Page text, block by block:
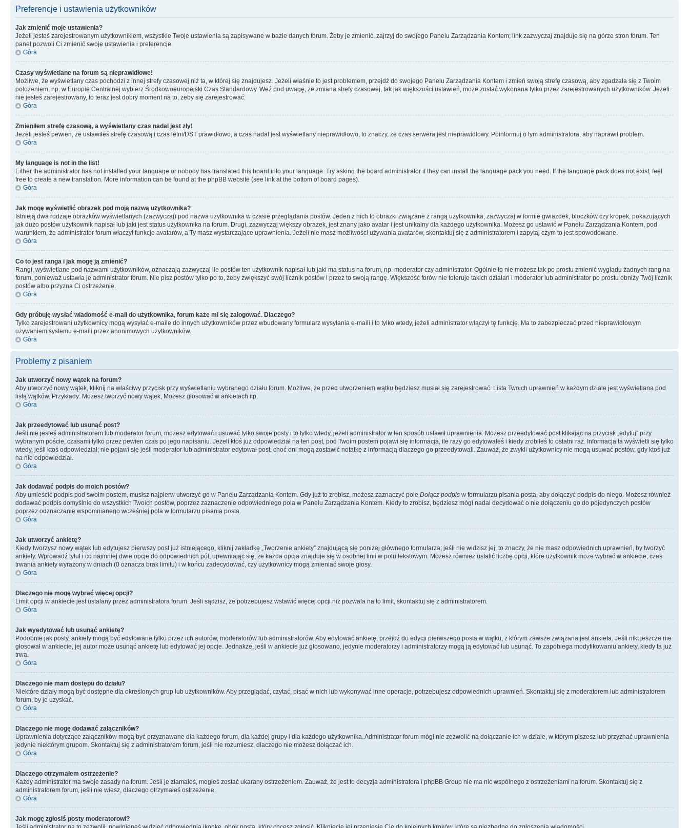
Preferencje i ustawienia użytkowników
Jak zmienić moje ustawienia?
Jeżeli jesteś zarejestrowanym użytkownikiem, wszystkie Twoje ustawienia są zapisywane w bazie danych forum. Żeby je zmienić, zajrzyj do swojego Panelu Zarządzania Kontem; link zazwyczaj znajduje się na górze stron forum. Ten
panel pozwoli Ci zmienić swoje ustawienia i preferencje.
Góra
Czasy wyświetlane na forum są nieprawidłowe!
Możliwe, że wyświetlany czas pochodzi z innej strefy czasowej niż ta, w której się znajdujesz. Jeżeli właśnie to jest problemem, przejdź do swojego Panelu Zarządzania Kontem i zmień swoją strefę czasową, aby zgadzała się z Twoim
położeniem, np. w Europie Centralnej wybierz Środkowoeuropejski Czas Standardowy. Weź pod uwagę, że zmiana strefy czasowej, tak jak większości ustawień, może zostać wykonana tylko przez zarejestrowanych użytkowników. Jeżeli
nie jesteś zarejestrowany, to teraz jest dobry moment na to, żeby się zarejestrować.
Góra
Zmieniłem strefę czasową, a wyświetlany czas nadal jest zły!
Jeżeli jesteś pewien, że ustawiłeś strefę czasową i czas letni/DST prawidłowo, a czas nadal jest wyświetlany nieprawidłowo, to znaczy, że czas serwera jest nieprawidłowy. Poinformuj o tym administratora, aby naprawił problem.
Góra
My language is not in the list!
Either the administrator has not installed your language or nobody has translated this board into your language. Try asking the board administrator if they can install the language pack you need. If the language pack does not exist, feel
free to create a new translation. More information can be found at the phpBB website (see link at the bottom of board pages).
Góra
Jak mogę wyświetlić obrazek pod moją nazwą użytkownika?
Istnieją dwa rodzaje obrazków wyświetlanych (zazwyczaj) pod nazwa użytkownika w czasie przeglądania postów. Jeden z nich to obrazki związane z rangą użytkownika, zazwyczaj w formie gwiazdek, bloczków czy kropek, pokazujących
jak dużo postów użytkownik napisał lub jaki jest status użytkownika na forum. Drugi, zazwyczaj większy obrazek, jest znany jako avatar i jest unikalny dla każdego użytkownika. Możesz go ustawić w Panelu Zarządzania Kontem, pod
warunkiem, że administrator forum właczył funkcje avatarów, a Ty masz wystarczające uprawnienia. Jeżeli nie masz możliwości używania avatarów, skontaktuj się z administratorem i zapytaj czym to jest spowodowane.
Góra
Co to jest ranga i jak mogę ją zmienić?
Rangi, wyświetlane pod nazwami użytkowników, oznaczają zazwyczaj ile postów ten użytkownik napisał lub jaki ma status na forum, np. moderator czy administrator. Ogólnie to nie możesz tak po prostu zmienić wyglądu żadnych rang na
forum, ponieważ ustawia je administrator forum. Nie pisz postów tylko po to, żeby zwiększyć swój licznik postów i przez to swoją rangę. Większość forów nie toleruje takich działań i moderator lub administrator po prostu obniży Twój licznik
postów albo przyzna Ci ostrzeżenie.
Góra
Gdy próbuję wysłać wiadomość e-mail do użytkownika, forum każe mi się zalogować. Dlaczego?
Tylko zarejestrowani użytkownicy mogą wysyłać e-maile do innych użytkowników przez wbudowany formularz wysyłania e-maili i to tylko wtedy, jeżeli administrator włączył tę funkcję. Ma to zabezpieczać przed nieprawidłowym
używaniem systemu e-maili przez anonimowych użytkowników.
Góra
Problemy z pisaniem
Jak utworzyć nowy wątek na forum?
Aby utworzyć nowy wątek, kliknij na właściwy przycisk przy wyświetlaniu wybranego działu forum. Możliwe, że przed utworzeniem wątku będziesz musiał się zarejestrować. Lista Twoich uprawnień w każdym dziale jest wyświetlana pod
listą wątków. Przykłady: Możesz tworzyć nowy wątek, Możesz głosować w ankietach itp.
Góra
Jak przeedytować lub usunąć post?
Jeśli nie jesteś administratorem lub moderator forum, możesz edytować i usuwać tylko swoje posty i to tylko wtedy, jeżeli administrator w ten sposób ustawił uprawnienia. Możesz przeedytować post klikając na przycisk „edytuj” przy
wybranym poście, czasami tylko przez pewien czas po jego napisaniu. Jeżeli ktoś już odpowiedział na ten post, pod Twoim postem pojawi się informacja, ile razy go edytowałeś i kiedy zrobiłeś to ostatni raz. Informacja ta wyświetli się tylko
wtedy, jeśli ktoś odpowiedział; nie pojawi się jeśli moderator lub administrator edytował post, choć oni mogą zostawić notatkę z informacją dlaczego go przeedytowali. Zauważ, że zwykli użytkownicy nie mogą usuwać postów, gdy ktoś już
na nie odpowiedział.
Góra
Jak dodawać podpis do moich postów?
Aby umieścić podpis pod swoim postem, musisz najpierw utworzyć go w Panelu Zarządzania Kontem. Gdy już to zrobisz, możesz zaznaczyć pole Dołącz podpis w formularzu pisania posta, aby dołączyć podpis do niego. Możesz również
dodawać podpis domyślnie do wszystkich Twoich postów, poprzez zaznaczenie odpowiedniego pola w Panelu Zarządzania Kontem. Kiedy to zrobisz, będziesz mógł nadal decydować o nie dołączeniu go do pojedynczych postów
poprzez odznaczanie wspomnianego wcześniej pola w formularzu pisania posta.
Góra
Jak utworzyć ankietę?
Kiedy tworzysz nowy wątek lub edytujesz pierwszy post już istniejącego, kliknij zakładkę „Tworzenie ankiety” znajdującą się poniżej głównego formularza; jeśli nie widzisz jej, to znaczy, że nie masz odpowiednich uprawnień, by tworzyć
ankiety. Wprowadź tytuł i co najmniej dwie opcje do odpowiednich pól, upewniając się, że każda opcja znajduje się w osobnej linii w polu tekstowym. Możesz również ustalić liczbę opcji, które użytkownik może wybrać w ankiecie, czas
trwania ankiety wyrażony w dniach (0 oznacza brak limitu) i w końcu zadecydować, czy użytkownicy mogą zmieniać swoje głosy.
Góra
Dlaczego nie mogę wybrać więcej opcji?
Limit opcji w ankiecie jest ustalany przez administratora forum. Jeśli sądzisz, że potrzebujesz wstawić więcej opcji niż pozwala na to limit, skontaktuj się z administratorem.
Góra
Jak wyedytować lub usunąć ankietę?
Podobnie jak posty, ankiety mogą być edytowane tylko przez ich autorów, moderatorów lub administratorów. Aby edytować ankietę, przejdź do edycji pierwszego posta w wątku, z którym zawsze związana jest ankieta. Jeśli nikt jeszcze nie
głosował w ankiecie, jej autor może usunąć ankietę lub edytować jej opcje. Jednakże, jeśli w ankiecie już głosowano, jedynie moderatorzy i administratorzy mogą ją edytować lub usunąć. To zapobiega modyfikowaniu ankiety, kiedy ta już
trwa.
Góra
Dlaczego nie mam dostępu do działu?
Niektóre działy mogą być dostępne dla określonych grup lub użytkowników. Aby przeglądać, czytać, pisać w nich lub wykonywać inne operacje, potrzebujesz odpowiednich uprawnień. Skontaktuj się z moderatorem lub administratorem
forum, by je uzyskać.
Góra
Dlaczego nie mogę dodawać załączników?
Uprawnienia dotyczące załączników mogą być przyznawane dla każdego forum, dla każdej grupy i dla każdego użytkownika. Administrator forum mógł nie zezwolić na dołączanie ich w dziale, w którym piszesz lub przyznać uprawnienia
jedynie niektórym grupom. Skontaktuj się z administratorem forum, jeśli nie rozumiesz, dlaczego nie możesz dołączać ich.
Góra
Dlaczego otrzymałem ostrzeżenie?
Każdy administrator ma swoje zasady na forum. Jeśli je złamałeś, mogłeś zostać ukarany ostrzeżeniem. Zauważ, że jest to decyzja administratora i phpBB Group nie ma nic wspólnego z ostrzeżeniami na forum. Skontaktuj się z
administratorem forum, jeśli nie wiesz, dlaczego otrzymałeś ostrzeżenie.
Góra
Jak mogę zgłosiś posty moderatorowi?